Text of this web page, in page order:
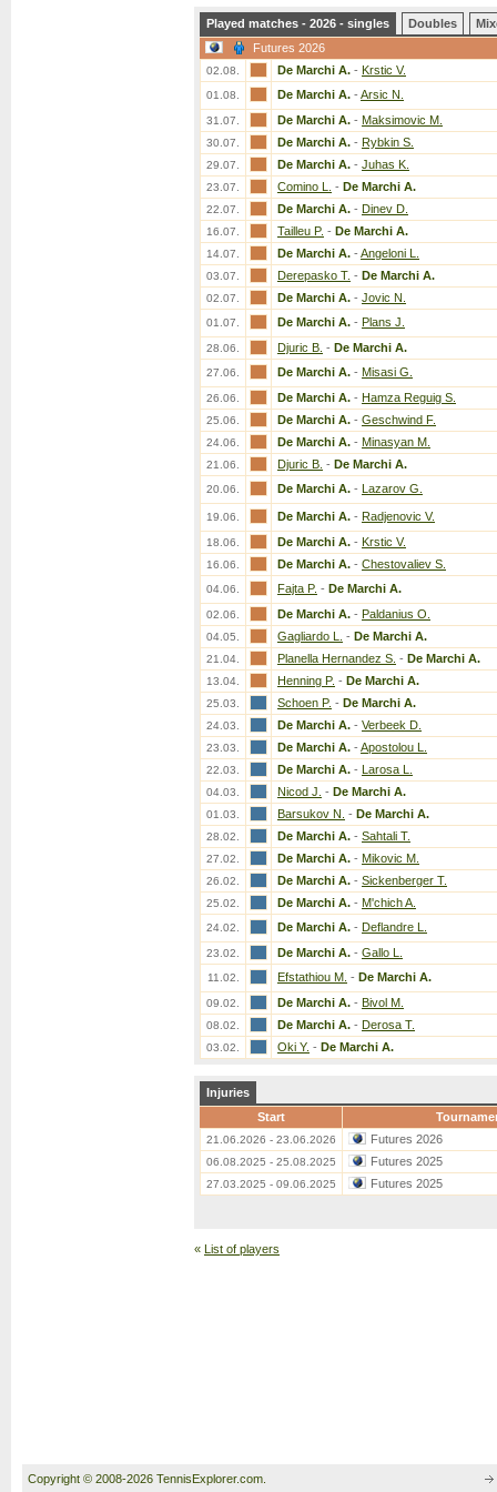
Played matches - 2026 - singles Doubles
Futures 2026
02.08. De Marchi A. - Krstic V.
01.08. De Marchi A. - Arsic N.
31.07. De Marchi A. - Maksimovic M.
30.07. De Marchi A. - Rybkin S.
29.07. De Marchi A. - Juhas K.
23.07. Comino L. - De Marchi A.
22.07. De Marchi A. - Dinev D.
16.07. Tailleu P. - De Marchi A.
14.07. De Marchi A. - Angeloni L.
03.07. Derepasko T. - De Marchi A.
02.07. De Marchi A. - Jovic N.
01.07. De Marchi A. - Plans J.
28.06. Djuric B. - De Marchi A.
27.06. De Marchi A. - Misasi G.
26.06. De Marchi A. - Hamza Reguig S.
25.06. De Marchi A. - Geschwind F.
24.06. De Marchi A. - Minasyan M.
21.06. Djuric B. - De Marchi A.
20.06. De Marchi A. - Lazarov G.
19.06. De Marchi A. - Radjenovic V.
18.06. De Marchi A. - Krstic V.
16.06. De Marchi A. - Chestovaliev S.
04.06. Fajta P. - De Marchi A.
02.06. De Marchi A. - Paldanius O.
04.05. Gagliardo L. - De Marchi A.
21.04. Planella Hernandez S. - De Marchi A.
13.04. Henning P. - De Marchi A.
25.03. Schoen P. - De Marchi A.
24.03. De Marchi A. - Verbeek D.
23.03. De Marchi A. - Apostolou L.
22.03. De Marchi A. - Larosa L.
04.03. Nicod J. - De Marchi A.
01.03. Barsukov N. - De Marchi A.
28.02. De Marchi A. - Sahtali T.
27.02. De Marchi A. - Mikovic M.
26.02. De Marchi A. - Sickenberger T.
25.02. De Marchi A. - M'chich A.
24.02. De Marchi A. - Deflandre L.
23.02. De Marchi A. - Gallo L.
11.02. Efstathiou M. - De Marchi A.
09.02. De Marchi A. - Bivol M.
08.02. De Marchi A. - Derosa T.
03.02. Oki Y. - De Marchi A.
Injuries
Start
21.06.2026 - 23.06.2026 Futures 2026
06.08.2025 - 25.08.2025 Futures 2025
27.03.2025 - 09.06.2025 Futures 2025
« List of players
Copyright © 2008-2026 TennisExplorer.com.